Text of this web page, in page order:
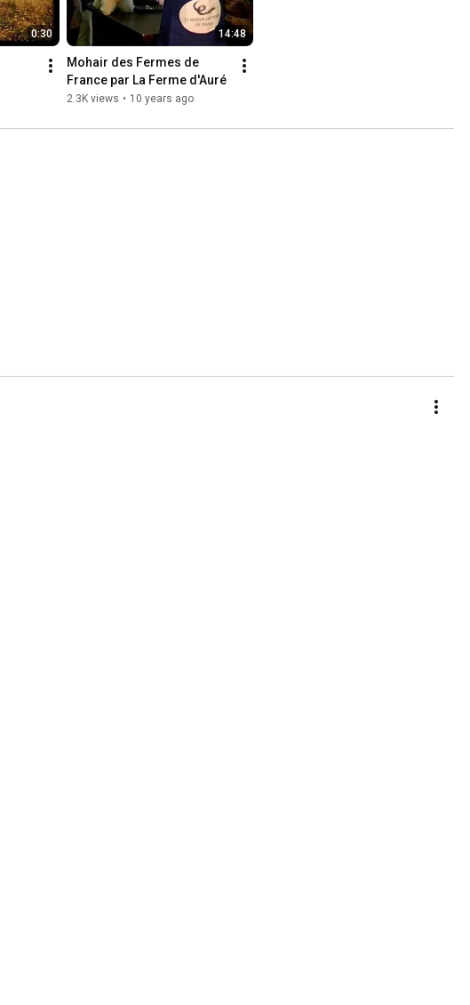
0:30 14:48
Mohair des Fermes de
France par La Ferme d'Auré
2.3K views • 10 years ago